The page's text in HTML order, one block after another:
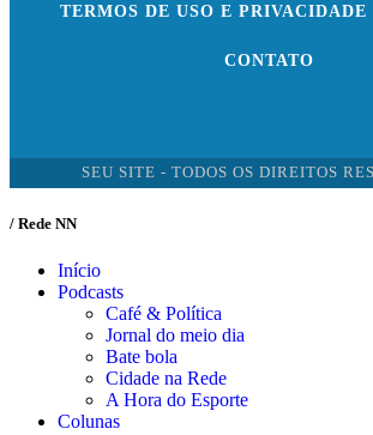
TERMOS DE USO E PRIVACIDADE
CONTATO
SEU SITE - TODOS OS DIREITOS
/ Rede NN
Início
Podcasts
Café & Política
Jornal do meio dia
Bate bola
Cidade na Rede
A Hora do Esporte
Colunas